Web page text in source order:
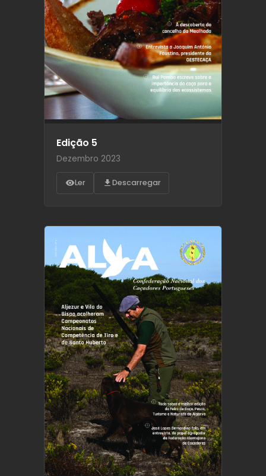
Edição 5
Dezembro 2023
Ler Descarregar